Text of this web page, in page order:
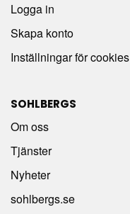
Logga in
Skapa konto
Inställningar för cookies
SOHLBERGS
Om oss
Tjänster
Nyheter
sohlbergs.se